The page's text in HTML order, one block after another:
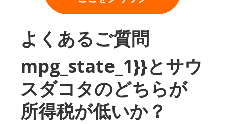
よくあるご質問
mpg_state_1}}とサウ
スダコタのどちらが
所得税が低いか？